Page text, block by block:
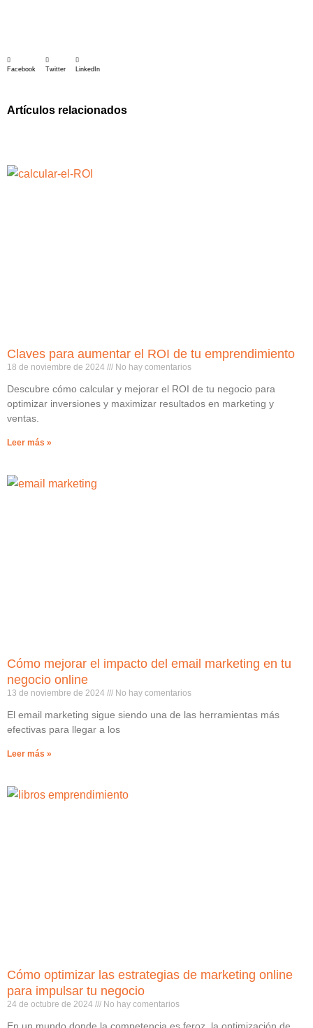
Facebook Twitter LinkedIn
Artículos relacionados
Claves para aumentar el ROI de tu emprendimiento
18 de noviembre de 2024 No hay comentarios
Descubre cómo calcular y mejorar el ROI de tu negocio para
optimizar inversiones y maximizar resultados en marketing y
ventas.
Leer más »
Cómo mejorar el impacto del email marketing en tu
negocio online
13 de noviembre de 2024 No hay comentarios
El email marketing sigue siendo una de las herramientas más
efectivas para llegar a los
Leer más »
Cómo optimizar las estrategias de marketing online
para impulsar tu negocio
24 de octubre de 2024 No hay comentarios